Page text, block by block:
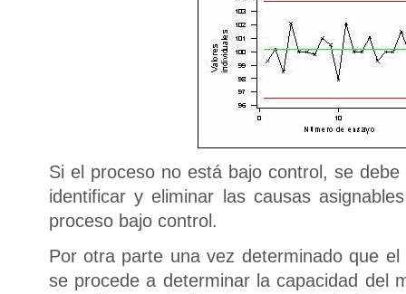
Si el proceso no está bajo control, se
identificar y eliminar las causas
proceso bajo control.
Por otra parte una vez determinado que
se procede a determinar la capacidad del